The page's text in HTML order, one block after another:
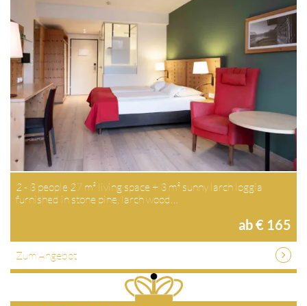
2 - 3 people 27 m² living space + 3 m² sunny larch loggia
furnished in stone pine, larch wood…
ab € 165
Zum Angebot